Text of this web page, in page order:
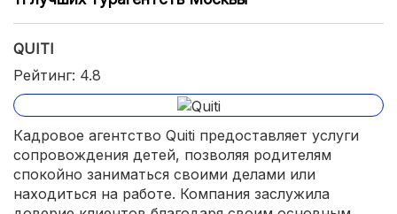
QUITI
Рейтинг: 4.8
Кадровое агентство Quiti предоставляет услуги
сопровождения детей, позволяя родителям
спокойно заниматься своими делами или
находиться на работе. Компания заслужила